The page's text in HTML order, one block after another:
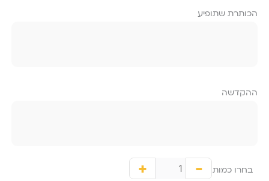
הכותרת שתופיע
ההקדשה
בחרו כמות -
מנורת
+